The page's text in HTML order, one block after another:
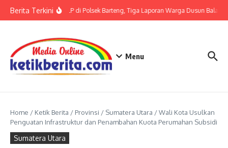
Berita TerkiniTerkait LP di Polsek Barteng, Tiga Laporan Warga Dusun Balaka
Menu
Home / Ketik Berita / Provinsi / Sumatera Utara /Wali Kota Usulkan
Penguatan Infrastruktur dan Penambahan Kuota Perumahan Subsidi
Sumatera Utara